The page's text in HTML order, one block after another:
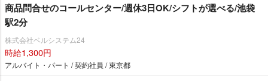
商品問合せのコールセンター/週休3日OK/シフトが選べる/池袋
駅2分
株式会社ベルシステム24
時給1,300円
アルバイト・パート / 契約社員 / 東京都